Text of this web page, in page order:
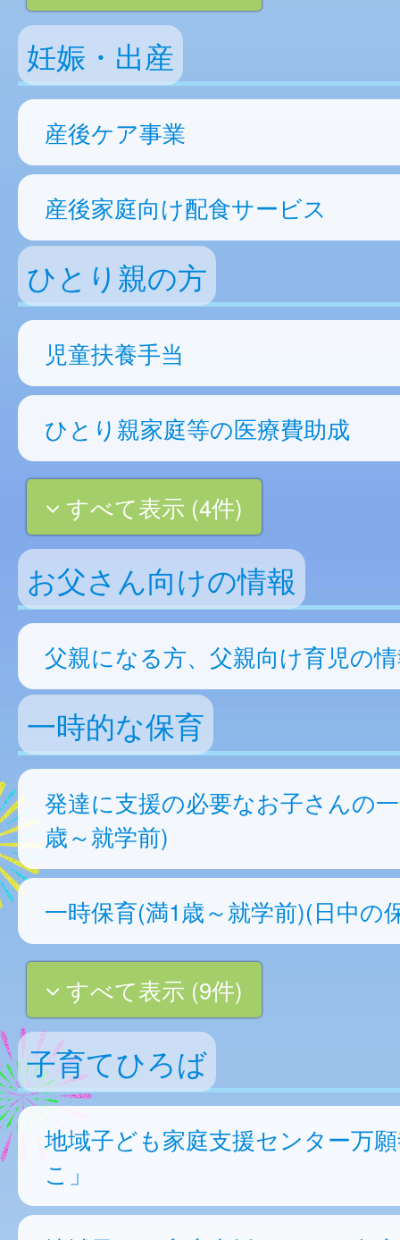
妊娠・出産
産後ケア事業
産後家庭向け配食サービス
ひとり親の方
児童扶養手当
ひとり親家庭等の医療費助成
すべて表示 (4件)
お父さん向けの情報
父親になる方、父親向け育児の
一時的な保育
発達に支援の必要なお子さんの
歳～就学前)
一時保育(満1歳～就学前)(日中の
すべて表示 (9件)
子育てひろば
地域子ども家庭支援センター万
こ」